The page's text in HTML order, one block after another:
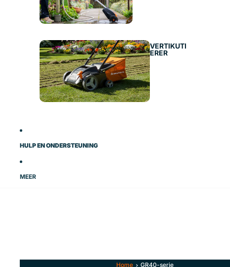
VERTIKUTI
ERER
HULP EN ONDERSTEUNING
MEER
Home GR40-serie